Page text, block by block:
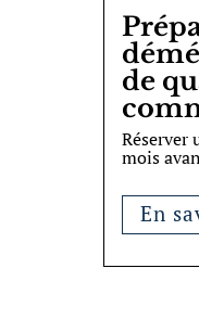
de
Réserver
mois
En